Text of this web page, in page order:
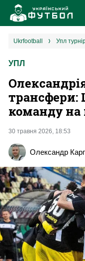
ukrfootball упл
УПЛ
трансфери:
команду на
30 травня 2026, 18:53
Олександр